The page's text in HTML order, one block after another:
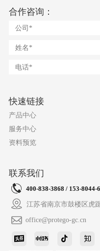
合作咨询：
快速链接
产品中心
服务中心
资料预览
联系我们
400-838-3868 / 153-8044-
江苏省南京市鼓楼区虎
office@protego-gc.cn
   